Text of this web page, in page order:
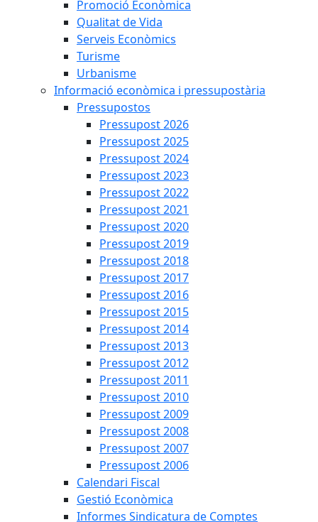
Promoció Econòmica
Qualitat de Vida
Serveis Econòmics
Turisme
Urbanisme
Informació econòmica i pressupostària
Pressupostos
Pressupost 2026
Pressupost 2025
Pressupost 2024
Pressupost 2023
Pressupost 2022
Pressupost 2021
Pressupost 2020
Pressupost 2019
Pressupost 2018
Pressupost 2017
Pressupost 2016
Pressupost 2015
Pressupost 2014
Pressupost 2013
Pressupost 2012
Pressupost 2011
Pressupost 2010
Pressupost 2009
Pressupost 2008
Pressupost 2007
Pressupost 2006
Calendari Fiscal
Gestió Econòmica
Informes Sindicatura de Comptes